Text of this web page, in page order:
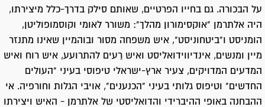
על הבכורה. גם בחייו הפרטיים, שאותם סילק בדרך-כלל מיצירתו,
היה אלתרמן "אוקסימורון מהלך": משורר לאומי וקוסמופוליטן,
הומניסט ו"ביטחוניסט", איש משפחה מסור ובוהמיין שאינו מתנזר
מיין ומנשים, אינדיווידואליסט ואיש רֵעים להתרועע, איש רוח ואיש
המדעים המדויקים, צעיר ארץ-ישראלי טיפוסי בעיני "העולים
החדשים" וטיפוס גלותי בעיני "הכנענים", אויבי הגלות וחורפיה. אי
ההבחנה באופי ההיברידי והדואליסטי של אלתרמן - האיש ויצירתו